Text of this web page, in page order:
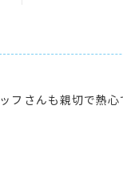
フさんも親切で熱